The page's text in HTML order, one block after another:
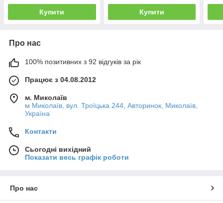
Купити Купити
Про нас
100% позитивних з 92 відгуків за рік
Працює з 04.08.2012
м. Миколаїв
м Миколаїв, вул. Троїцька 244, Авторинок, Миколаїв,
Україна
Контакти
Сьогодні вихідний
Показати весь графік роботи
Про нас